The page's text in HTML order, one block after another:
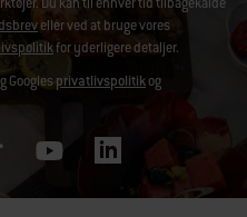
Du kan til enhver tid tilbagekalde
eller ved at bruge vores
for yderligere detaljer.
Googlesprivatlivspolitikog